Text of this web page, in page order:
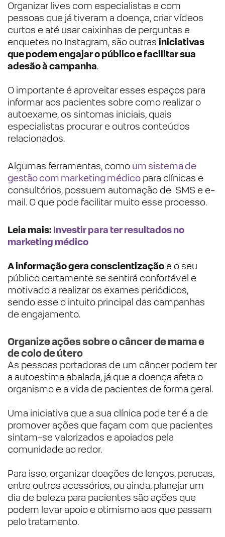
Organizar lives com especialistas e com
pessoas que já tiveram a doença, criar vídeos
curtos e até usar caixinhas de perguntas e
enquetes no Instagram, são outras iniciativas
que podem engajar o público e facilitar sua
adesão à campanha.
O importante é aproveitar esses espaços para
informar aos pacientes sobre como realizar o
autoexame, os sintomas iniciais, quais
especialistas procurar e outros conteúdos
relacionados.
Algumas ferramentas, como um sistema de
gestão com marketing médico para clínicas e
consultórios, possuem automação de SMS e e-
mail. O que pode facilitar muito esse processo.
Leia mais: Investir para ter resultados no
marketing médico
A informação gera conscientização e o seu
público certamente se sentirá confortável e
motivado a realizar os exames periódicos,
sendo esse o intuito principal das campanhas
de engajamento.
Organize ações sobre o câncer de mama e
de colo de útero
As pessoas portadoras de um câncer podem ter
a autoestima abalada, já que a doença afeta o
organismo e a vida de pacientes de forma geral.
Uma iniciativa que a sua clínica pode ter é a de
promover ações que façam com que pacientes
sintam-se valorizados e apoiados pela
comunidade ao redor.
Para isso, organizar doações de lenços, perucas,
entre outros acessórios, ou ainda, planejar um
dia de beleza para pacientes são ações que
podem levar apoio e otimismo aos que passam
pelo tratamento.